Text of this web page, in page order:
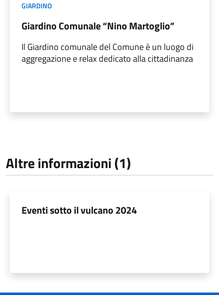
GIARDINO
Giardino Comunale “Nino Martoglio”
Il Giardino comunale del Comune è un luogo di
aggregazione e relax dedicato alla cittadinanza
Altre informazioni (1)
Eventi sotto il vulcano 2024